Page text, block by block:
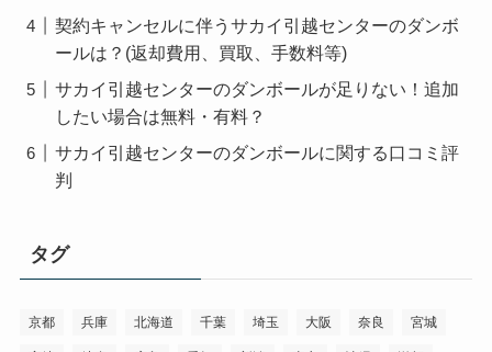
契約キャンセルに伴うサカイ引越センターのダンボ
ールは？(返却費用、買取、手数料等)
サカイ引越センターのダンボールが足りない！追加
したい場合は無料・有料？
サカイ引越センターのダンボールに関する口コミ評
判
タグ
京都 兵庫 北海道 千葉 埼玉 大阪 奈良 宮城